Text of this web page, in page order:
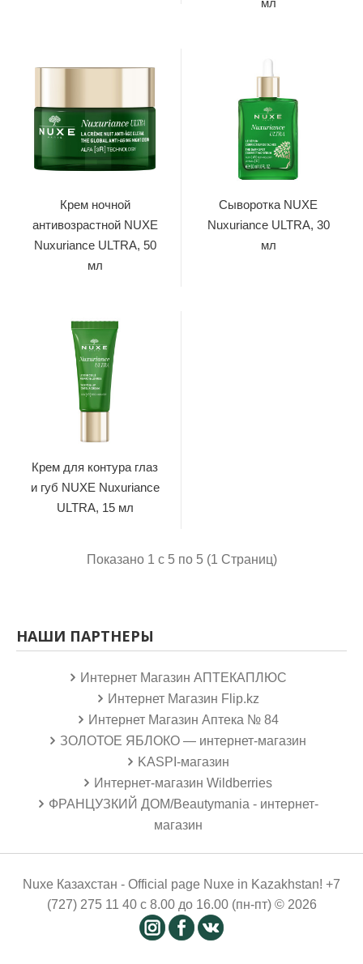
Крем ночной
антивозрастной NUXE
Nuxuriance ULTRA, 50
мл
Сыворотка NUXE
Nuxuriance ULTRA, 30
мл
Крем для контура глаз
и губ NUXE Nuxuriance
ULTRA, 15 мл
Показано 1 с 5 по 5 (1 Страниц)
НАШИ ПАРТНЕРЫ
Интернет Магазин АПТЕКАПЛЮС
Интернет Магазин Flip.kz
Интернет Магазин Аптека № 84
ЗОЛОТОЕ ЯБЛОКО — интернет-магазин
KASPI-магазин
Интернет-магазин Wildberries
ФРАНЦУЗКИЙ ДОМ/Beautymania - интернет-
магазин
Nuxe Казахстан - Official page Nuxe in Kazakhstan! +7
(727) 275 11 40 с 8.00 до 16.00 (пн-пт) © 2026